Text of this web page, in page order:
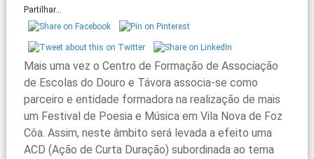
Partilhar...
Mais uma vez o Centro de Formação de Associação
de Escolas do Douro e Távora associa-se como
parceiro e entidade formadora na realização de mais
um Festival de Poesia e Música em Vila Nova de Foz
Côa. Assim, neste âmbito será levada a efeito uma
ACD (Ação de Curta Duração) subordinada ao tema